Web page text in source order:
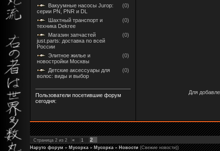
Вакуумные насосы Jurop:
серии PN, PNR и DL
(0)
Шахтный транспорт и
техника Dekree
(0)
Магазин запчастей
just.parts: доставка по всей
России
(0)
Элитное жилье и
новостройки Москвы
(0)
Детские аксессуары для
волос: виды и выбор
(0)
Пользователи посетившие форум
сегодня:
Для
Страница 2 из 2 « 1 2
Наруто форум » Мусорка » Мусорка » Новости (Свежие новости))